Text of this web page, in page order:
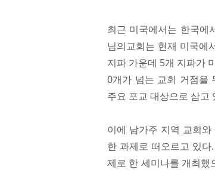
최근 미국에서는 한국에
님의교회는 현재 미국에
지파 가운데 5개 지파가
0개가 넘는 교회 거점을
주요 포교 대상으로 삼고
이에 남가주 지역 교회
한 과제로 떠오르고 있
제로 한 세미나를 개최했